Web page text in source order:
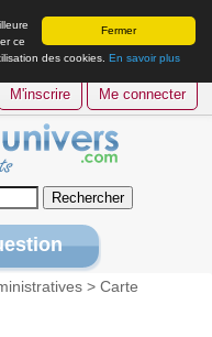
Fermer
ce
des cookies. En savoir plus
M'inscrire Me connecter
>Carte